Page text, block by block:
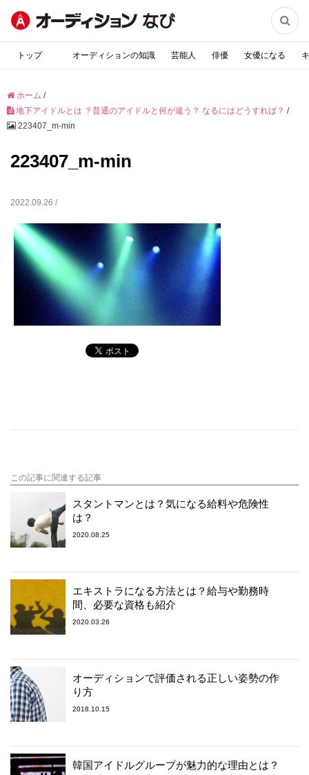

トップ オーディションの知識 芸能人 俳優 女優になる
ホーム /
地下アイドルとは ？普通のアイドルと何が違う？ なるにはどうすれば？ /
223407_m-min
223407_m-min
2022.09.26 /
この記事に関連する記事
スタントマンとは？気になる給料や危険性
は？
2020.08.25
エキストラになる方法とは？給与や勤務時
間、必要な資格も紹介
2020.03.26
オーディションで評価される正しい姿勢の作
り方
2018.10.15
韓国アイドルグループが魅力的な理由とは？